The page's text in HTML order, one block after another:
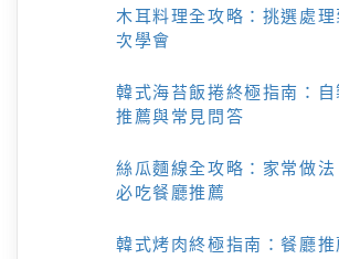
木耳料理全攻略：挑選處
次學會
韓式海苔飯捲終極指南：
推薦與常見問答
絲瓜麵線全攻略：家常做
必吃餐廳推薦
韓式烤肉終極指南：餐廳